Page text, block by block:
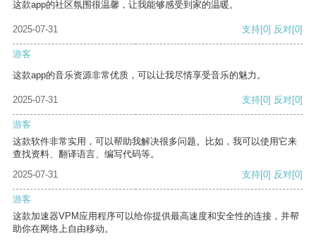
这款app的社区氛围很温馨，让我能够感受到家的温暖。
2025-07-31 支持[0] 反对[0]
游客
这款app的音乐资源非常优质，可以让我尽情享受音乐的魅力。
2025-07-31 支持[0] 反对[0]
游客
这款软件非常实用，可以帮助我解决很多问题。比如，我可以使用它来
查找资料、翻译语言、编写代码等。
2025-07-31
支持[0] 反对[0]
游客
这款加速器VPM应用程序可以给你提供最高速度和安全性的连接，并帮
助你在网络上自由移动。